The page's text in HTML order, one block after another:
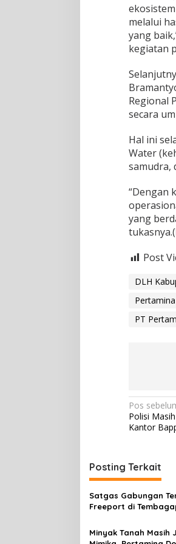
melalui
yang
kegiatan
Regional
secara
Hal ini
Water
samudra,
“Dengan
yang
tukasnya.(
Post
DLH
PT
N
a
i
g
a
s
i
Pos
Polisi
Kantor
Posting Terkait
Satgas Gabungan
Freeport di
Minyak Tanah